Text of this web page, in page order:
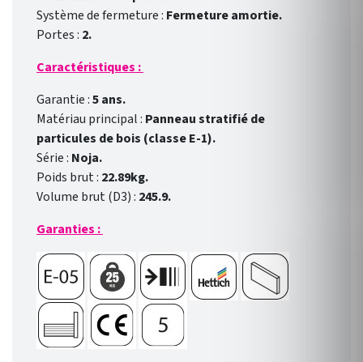
Système de fermeture : Fermeture amortie.
Portes : 2.
Caractéristiques :
Garantie :5 ans.
Matériau principal : Panneau stratifié de
particules de bois (classe E-1).
Série : Noja.
Poids brut : 22.89kg.
Volume brut (D3) : 245.9.
Garanties :